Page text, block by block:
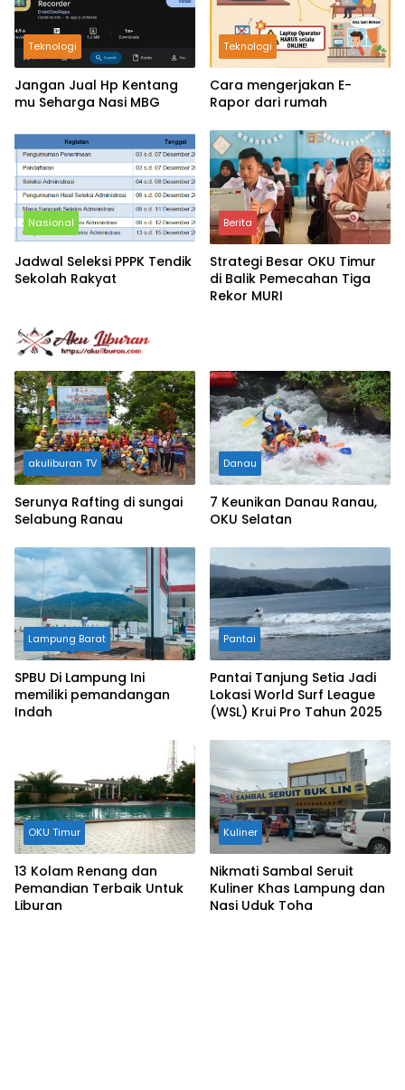
Teknologi
Jangan Jual Hp Kentang
mu Seharga Nasi MBG
Teknologi
Cara mengerjakan E-
Rapor dari rumah
Nasional
Jadwal Seleksi PPPK Tendik
Sekolah Rakyat
Berita
Strategi Besar OKU Timur
di Balik Pemecahan Tiga
Rekor MURI
akuliburan TV
Serunya Rafting di sungai
Selabung Ranau
Danau
7 Keunikan Danau Ranau,
OKU Selatan
Lampung Barat
SPBU Di Lampung Ini
memiliki pemandangan
Indah
Pantai
Pantai Tanjung Setia Jadi
Lokasi World Surf League
(WSL) Krui Pro Tahun 2025
OKU Timur
13 Kolam Renang dan
Pemandian Terbaik Untuk
Liburan
Kuliner
Nikmati Sambal Seruit
Kuliner Khas Lampung dan
Nasi Uduk Toha